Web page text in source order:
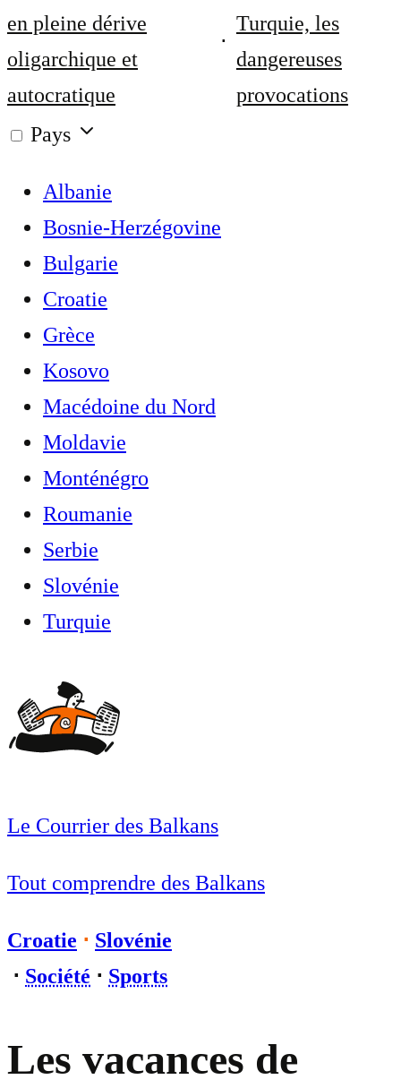
en pleine dérive
oligarchique et
autocratique
Turquie, les
dangereuses
provocations
Pays
Albanie
Bosnie-Herzégovine
Bulgarie
Croatie
Grèce
Kosovo
Macédoine du Nord
Moldavie
Monténégro
Roumanie
Serbie
Slovénie
Turquie
Le Courrier des Balkans
Tout comprendre des Balkans
Croatie ⋅ Slovénie
⋅ Société ⋅ Sports
Les vacances de